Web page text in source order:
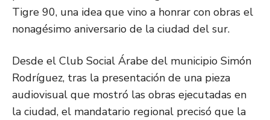
Tigre 90, una idea que vino a honrar con obras el
nonagésimo aniversario de la ciudad del sur.
Desde el Club Social Árabe del municipio Simón
Rodríguez, tras la presentación de una pieza
audiovisual que mostró las obras ejecutadas en
la ciudad, el mandatario regional precisó que la